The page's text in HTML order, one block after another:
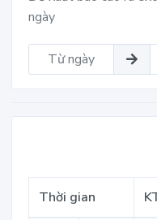
ngày
Thời gian